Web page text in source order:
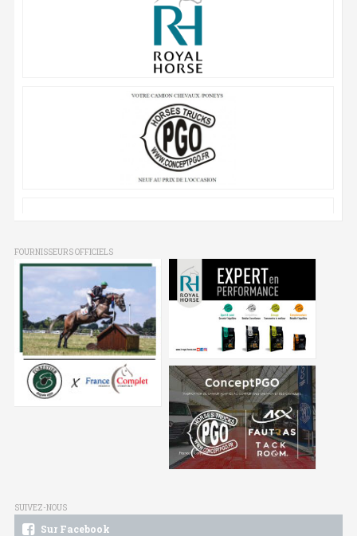
FOURNISSEURS OFFICIELS
SUIVEZ-NOUS
Sur Facebook